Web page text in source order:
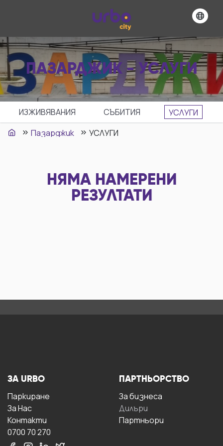
ПАЗАРДЖИК - УСЛУГИ
ИЗЖИВЯВАНИЯ СЪБИТИЯ
УСЛУГИ
Пазарджик
УСЛУГИ
НЯМА НАМЕРЕНИ
РЕЗУЛТАТИ
ЗА URBO
Паркиране
За Hас
Контакти
0700 70 270
ПАРТНЬОРСТВО
За бизнесa
Дилъри
Партньори